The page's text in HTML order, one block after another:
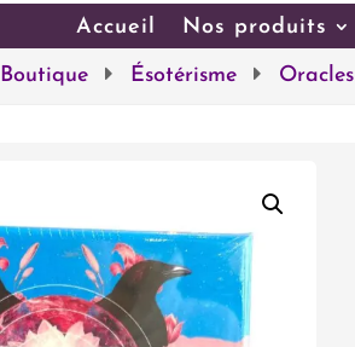
Accueil Nos produits
Boutique Ésotérisme Oracles